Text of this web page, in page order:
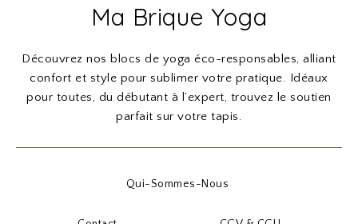
Ma Brique Yoga
Découvrez nos blocs de yoga éco-responsables, alliant
confort et style pour sublimer votre pratique. Idéaux
pour toutes, du débutant à l’expert, trouvez le soutien
parfait sur votre tapis.
Qui-Sommes-Nous